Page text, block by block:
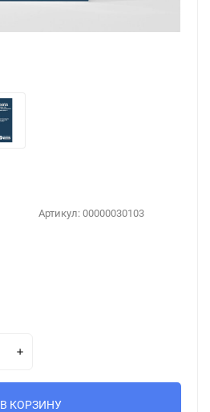
Артикул: 00000030103
В КОРЗИНУ